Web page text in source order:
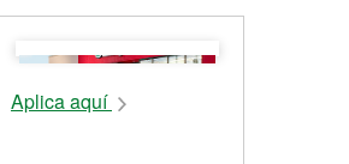
Aplica aquí